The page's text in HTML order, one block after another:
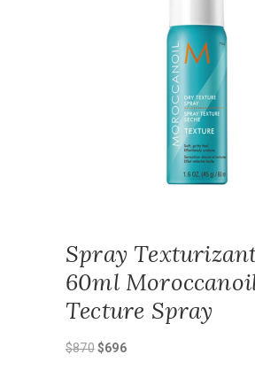
Spray
60ml
Tecture Spray
$870El
$696El